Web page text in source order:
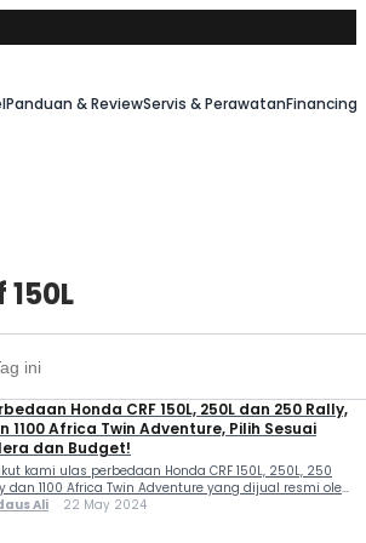
Panduan & ReviewServis & Perawatan
Honda CRF 150L, 250L dan 250 Rally,
1100 Africa Twin Adventure, Pilih Sesuai
dan Budget!
kami ulas perbedaan Honda CRF 150L, 250L, 250
dan 1100 Africa Twin Adventure yang dijual resmi oleh
Honda Motor (AHM). Ketiganya merupakan motor
Ali 22 May 2024